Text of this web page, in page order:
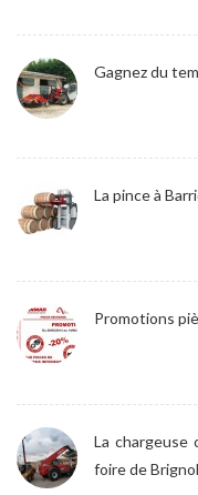
Gagnez du
La pince à
Promotions
La chargeuse
foire de